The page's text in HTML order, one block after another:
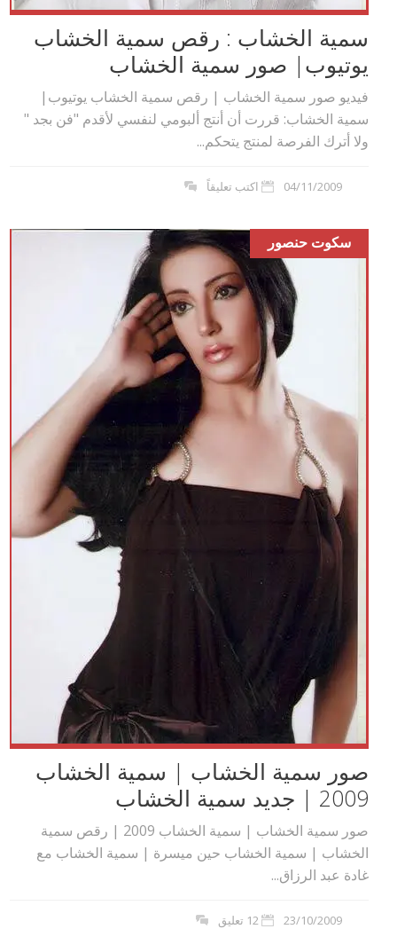
سمية الخشاب : رقص سمية الخشاب
يوتيوب| صور سمية الخشاب
فيديو صور سمية الخشاب | رقص سمية الخشاب يوتيوب|
سمية الخشاب: قررت أن أنتج ألبومي لنفسي لأقدم‮ "‬فن بجد‮ "
‬ولا أترك الفرصة لمنتج يتحكم...
04/11/2009 اكتب تعليقاً
سكوت حنصور
صور سمية الخشاب | سمية الخشاب
2009 | جديد سمية الخشاب
صور سمية الخشاب | سمية الخشاب 2009 | رقص سمية
الخشاب | سمية الخشاب حين ميسرة | سمية الخشاب مع
غادة عبد الرزاق...
23/10/2009 12 تعليق